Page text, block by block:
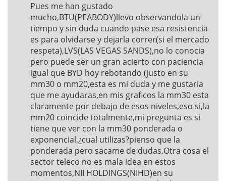
Pues me han gustado
mucho,BTU(PEABODY)llevo observandola un
tiempo y sin duda cuando pase esa resistencia
es para olvidarse y dejarla correr(si el mercado
respeta),LVS(LAS VEGAS SANDS),no lo conocia
pero puede ser un gran acierto con paciencia
igual que BYD hoy rebotando (justo en su
mm30 o mm20,esta es mi duda y me gustaria
que me ayudaras,en mis graficos la mm30 esta
claramente por debajo de esos niveles,eso si,la
mm20 coincide totalmente,mi pregunta es si
tiene que ver con la mm30 ponderada o
exponencial,¿cual utilizas?pienso que la
ponderada pero sacame de dudas.Otra cosa el
sector teleco no es mala idea en estos
momentos,NII HOLDINGS(NIHD)en su